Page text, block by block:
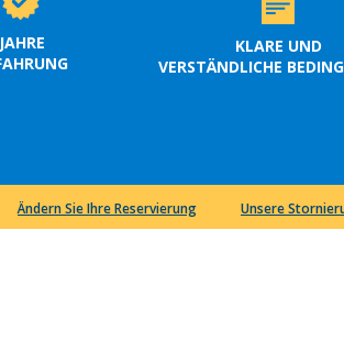
JAHRE
KLARE UND
VERSTÄNDLICHE
Ändern Sie Ihre Reservierung Unsere